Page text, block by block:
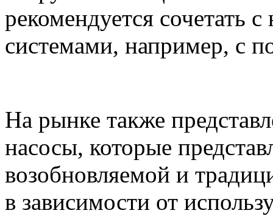
рекомендуется сочетать
системами, например, с
На рынке также
насосы, которые
возобновляемой и
в зависимости от